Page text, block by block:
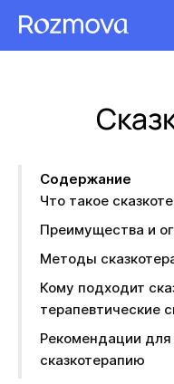
Содержание
Что такое
Преимущества и
Методы
Кому подходит
терапевтические
Рекомендации
сказкотерапию